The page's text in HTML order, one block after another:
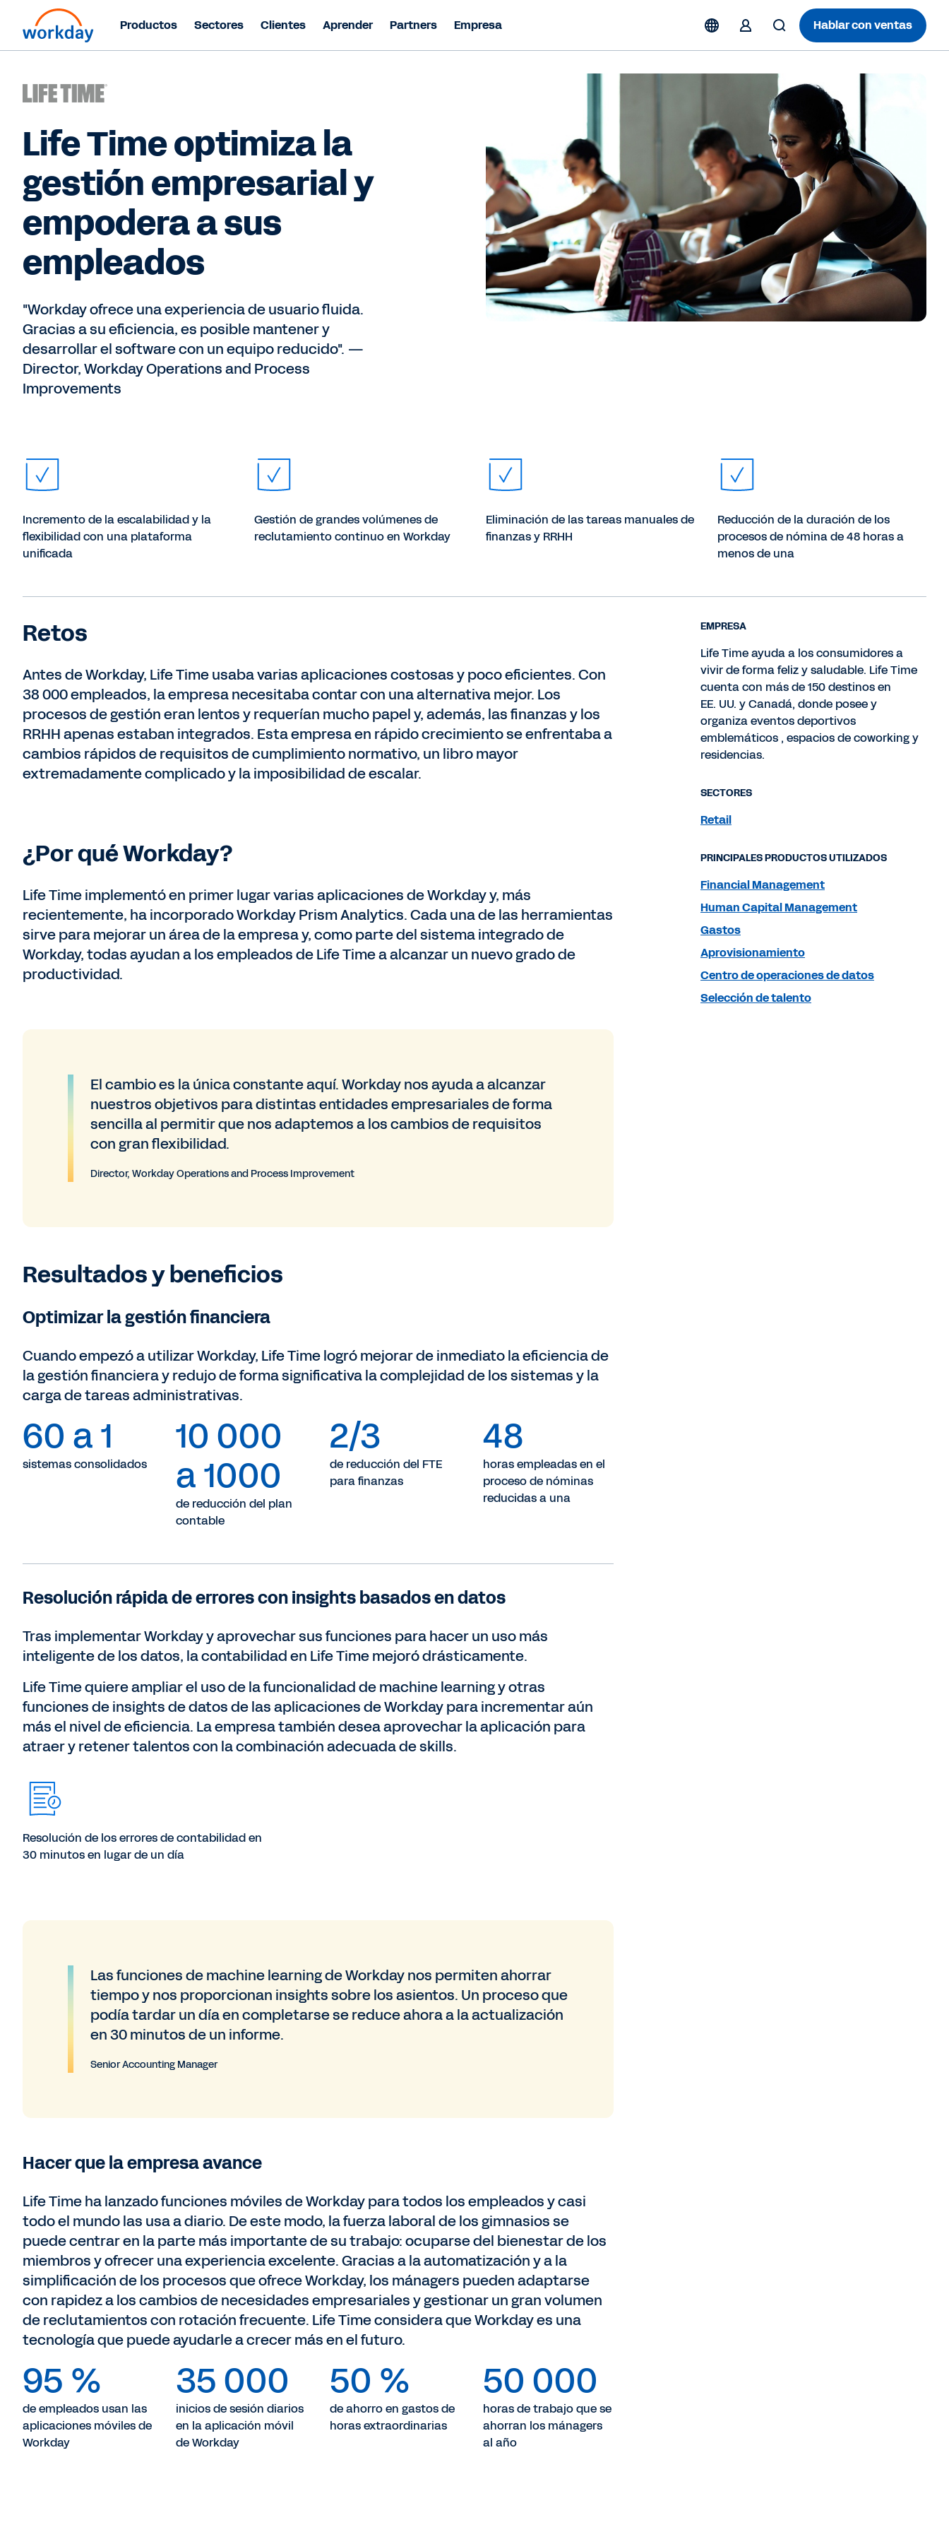
Productos Sectores Clientes Aprender Partners Empresa Hablar con ventas
Life Time optimiza la
gestión empresarial y
empodera a sus
empleados
"Workday ofrece una experiencia de usuario fluida.
Gracias a su eficiencia, es posible mantener y
desarrollar el software con un equipo reducido". —
Director, Workday Operations and Process
Improvements
Incremento de la escalabilidad y la
flexibilidad con una plataforma
unificada
Gestión de grandes volúmenes de
reclutamiento continuo en Workday
Eliminación de las tareas manuales de
finanzas y RRHH
Reducción de la duración de los
procesos de nómina de 48 horas a
menos de una
Retos
Antes de Workday, Life Time usaba varias aplicaciones costosas y poco eficientes. Con
38 000 empleados, la empresa necesitaba contar con una alternativa mejor. Los
procesos de gestión eran lentos y requerían mucho papel y, además, las finanzas y los
RRHH apenas estaban integrados. Esta empresa en rápido crecimiento se enfrentaba a
cambios rápidos de requisitos de cumplimiento normativo, un libro mayor
extremadamente complicado y la imposibilidad de escalar.
¿Por qué Workday?
Life Time implementó en primer lugar varias aplicaciones de Workday y, más
recientemente, ha incorporado Workday Prism Analytics. Cada una de las herramientas
sirve para mejorar un área de la empresa y, como parte del sistema integrado de
Workday, todas ayudan a los empleados de Life Time a alcanzar un nuevo grado de
productividad.
El cambio es la única constante aquí. Workday nos ayuda a alcanzar
nuestros objetivos para distintas entidades empresariales de forma
sencilla al permitir que nos adaptemos a los cambios de requisitos
con gran flexibilidad.
Director, Workday Operations and Process Improvement
Resultados y beneficios
Optimizar la gestión financiera
Cuando empezó a utilizar Workday, Life Time logró mejorar de inmediato la eficiencia de
la gestión financiera y redujo de forma significativa la complejidad de los sistemas y la
carga de tareas administrativas.
60 a 1
sistemas consolidados
10 000
a 1000
de reducción del plan
contable
2/3
de reducción del FTE
para finanzas
48
horas empleadas en el
proceso de nóminas
reducidas a una
Resolución rápida de errores con insights basados en datos
Tras implementar Workday y aprovechar sus funciones para hacer un uso más
inteligente de los datos, la contabilidad en Life Time mejoró drásticamente.
Life Time quiere ampliar el uso de la funcionalidad de machine learning y otras
funciones de insights de datos de las aplicaciones de Workday para incrementar aún
más el nivel de eficiencia. La empresa también desea aprovechar la aplicación para
atraer y retener talentos con la combinación adecuada de skills.
Resolución de los errores de contabilidad en
30 minutos en lugar de un día
Las funciones de machine learning de Workday nos permiten ahorrar
tiempo y nos proporcionan insights sobre los asientos. Un proceso que
podía tardar un día en completarse se reduce ahora a la actualización
en 30 minutos de un informe.
Senior Accounting Manager
Hacer que la empresa avance
Life Time ha lanzado funciones móviles de Workday para todos los empleados y casi
todo el mundo las usa a diario. De este modo, la fuerza laboral de los gimnasios se
puede centrar en la parte más importante de su trabajo: ocuparse del bienestar de los
miembros y ofrecer una experiencia excelente. Gracias a la automatización y a la
simplificación de los procesos que ofrece Workday, los mánagers pueden adaptarse
con rapidez a los cambios de necesidades empresariales y gestionar un gran volumen
de reclutamientos con rotación frecuente. Life Time considera que Workday es una
tecnología que puede ayudarle a crecer más en el futuro.
95 %
de empleados usan las
aplicaciones móviles de
Workday
35 000
inicios de sesión diarios
en la aplicación móvil
de Workday
50 %
de ahorro en gastos de
horas extraordinarias
50 000
horas de trabajo que se
ahorran los mánagers
al año
EMPRESA
Life Time ayuda a los consumidores a
vivir de forma feliz y saludable. Life Time
cuenta con más de 150 destinos en
EE. UU. y Canadá, donde posee y
organiza eventos deportivos
emblemáticos , espacios de coworking y
residencias.
SECTORES
Retail
PRINCIPALES PRODUCTOS UTILIZADOS
Financial Management
Human Capital Management
Gastos
Aprovisionamiento
Centro de operaciones de datos
Selección de talento